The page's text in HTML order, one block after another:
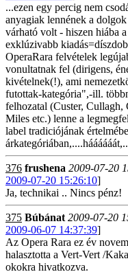
...ezen egy percig nem
anyagiak lennének a
várható volt - hiszen hiába
exklúzivabb
OperaRara felvételek
vonultatnak fel (dirigens,
kivételnek(!), ami
futottak-kategória",-ill.
felhozatal (Custer,
Miles etc.) lenne a
label tradiciójának
376 frushena 2009-07-20
2009-07-20 15:26:10]
Ja, technikai .. Nincs pénz!
375 Búbánat 2009-07-20
2009-06-07 14:37:39]
Az Opera Rara ez év
halasztotta a Vert-Vert /
okokra hivatkozva.